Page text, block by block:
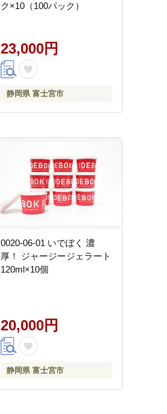
ク×10（100パック）
23,000円
静岡県 富士宮市
0020-06-01 いでぼく 濃
厚！ ジャージージェラート
120ml×10個
20,000円
静岡県 富士宮市